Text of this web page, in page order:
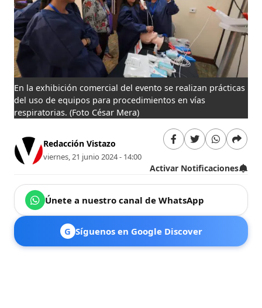
En la exhibición comercial del evento se realizan prácticas
del uso de equipos para procedimientos en vías
respiratorias. (Foto César Mera)
Redacción Vistazo
viernes, 21 junio 2024 - 14:00
Activar Notificaciones
Únete a nuestro canal de WhatsApp
G Síguenos en Google Discover